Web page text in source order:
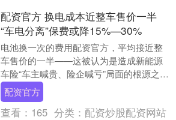
配资官方 换电成本近整车售价一半
“车电分离”保费或降15%—30%
电池换一次的费用配资官方，平均接近整
车售价的一半——这被认为是造成新能源
车险“车主喊贵、险企喊亏”局面的根源之
一。 2026年6月23日，商务部等9部门联合
印发....
配资官方
查看： 165 分类： 配资炒股配资网站